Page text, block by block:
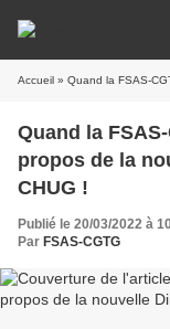
Accueil » Quand la FSAS-CGTG
Quand la
propos de la
CHUG !
Publié le 20/03/2022 à
Par FSAS-CGTG